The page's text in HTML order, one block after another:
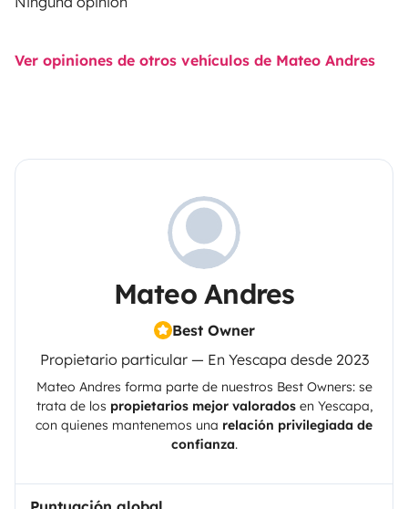
Ver opiniones de otros vehículos de Mateo Andres
Mateo Andres
Best Owner
Propietario particular — En Yescapa desde 2023
Mateo Andres forma parte de nuestros Best Owners: se
trata de los propietarios mejor valoradosen Yescapa,
con quienes mantenemos una relación privilegiada de
confianza.